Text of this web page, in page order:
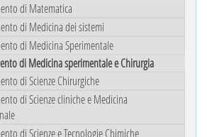
di Matematica
di Medicina dei sistemi
di Medicina Sperimentale
di Medicina sperimentale e Chirurgia
di Scienze Chirurgiche
di Scienze cliniche e Medicina
di Scienze e Tecnologie Chimiche